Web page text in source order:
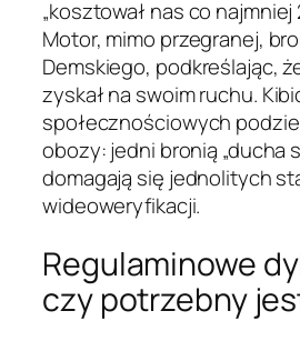
„kosztował nas co najmniej
Motor, mimo przegranej,
Demskiego, podkreślając,
zyskał na swoim ruchu.
społecznościowych
obozy: jedni bronią „ducha
domagają się jednolitych
wideoweryfikacji.
Regulaminowe
czy potrzebny